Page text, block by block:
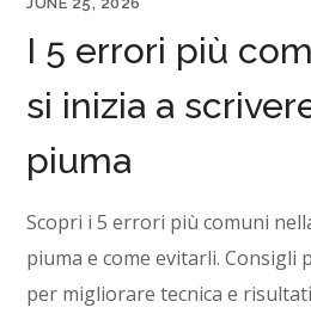
I 5 errori più
si inizia a
piuma
Scopri i 5 errori più comuni
piuma e come evitarli. Consigli
per migliorare tecnica e